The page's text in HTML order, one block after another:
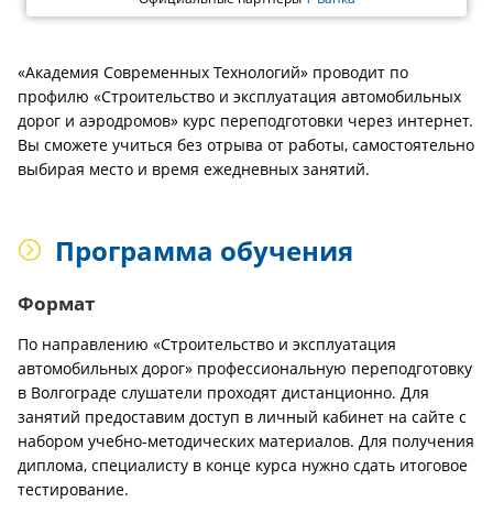
«Академия Современных Технологий» проводит по
профилю «Строительство и эксплуатация автомобильных
дорог и аэродромов» курс переподготовки через интернет.
Вы сможете учиться без отрыва от работы, самостоятельно
выбирая место и время ежедневных занятий.
Программа обучения
Формат
По направлению «Строительство и эксплуатация
автомобильных дорог» профессиональную переподготовку
в Волгограде слушатели проходят дистанционно. Для
занятий предоставим доступ в личный кабинет на сайте с
набором учебно-методических материалов. Для получения
диплома, специалисту в конце курса нужно сдать итоговое
тестирование.